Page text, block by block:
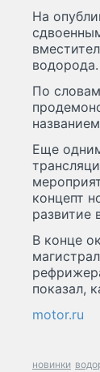
На
водорода.
По
Еще
концепт
развитие
В конце
показал,
motor.ru
новинки